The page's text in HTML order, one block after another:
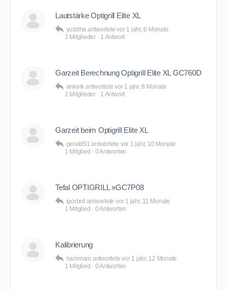
Lautstärke Optigrill Elite XL
yuddha antwortetevor 1 jahr, 6 Monate
2 Mitglieder · 1 Antwort
Garzeit Berechnung Optigrill Elite XL GC760D
ankerk antwortetevor 1 jahr, 8 Monate
2 Mitglieder · 1 Antwort
Garzeit beim Optigrill Elite XL
gerald51 antwortete vor 1 jahr, 10 Monate
1 Mitglied · 0 Antworten
Tefal OPTIGRILL »GC7P08
igorbrd antwortete vor 1 jahr, 11 Monate
1 Mitglied · 0 Antworten
Kalibrierung
hammam antwortetevor 1 jahr, 12 Monate
1 Mitglied · 0 Antworten